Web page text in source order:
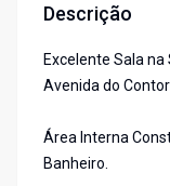
Descrição
Excelente Sala
Avenida do
Área Interna
Banheiro.